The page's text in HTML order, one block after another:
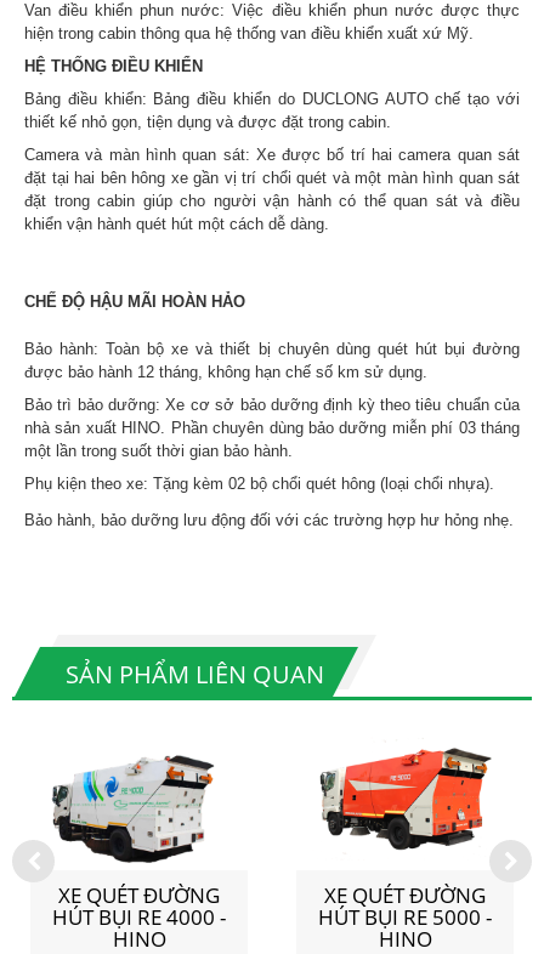
Van điều khiển phun nước: Việc điều khiển phun nước được thực
hiện trong cabin thông qua hệ thống van điều khiển xuất xứ Mỹ.
HỆ THỐNG ĐIỀU KHIỂN
Bảng điều khiển: Bảng điều khiển do DUCLONG AUTO chế tạo với
thiết kế nhỏ gọn, tiện dụng và được đặt trong cabin.
Camera và màn hình quan sát: Xe được bố trí hai camera quan sát
đặt tại hai bên hông xe gần vị trí chổi quét và một màn hình quan sát
đặt trong cabin giúp cho người vận hành có thể quan sát và điều
khiển vận hành quét hút một cách dễ dàng.
CHẾ ĐỘ HẬU MÃI HOÀN HẢO
Bảo hành: Toàn bộ xe và thiết bị chuyên dùng quét hút bụi đường
được bảo hành 12 tháng, không hạn chế số km sử dụng.
Bảo trì bảo dưỡng: Xe cơ sở bảo dưỡng định kỳ theo tiêu chuẩn của
nhà sản xuất HINO. Phần chuyên dùng bảo dưỡng miễn phí 03 tháng
một lần trong suốt thời gian bảo hành.
Phụ kiện theo xe: Tặng kèm 02 bộ chổi quét hông (loại chổi nhựa).
Bảo hành, bảo dưỡng lưu động đối với các trường hợp hư hỏng nhẹ.
SẢN PHẨM LIÊN QUAN
XE QUÉT ĐƯỜNG
HÚT BỤI RE 4000 -
HINO
XE QUÉT ĐƯỜNG
HÚT BỤI RE 5000 -
HINO